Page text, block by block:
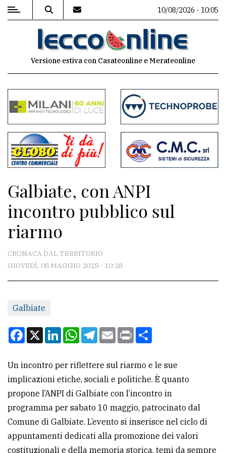
MENU
commenti
Contenuti
del
sito
Meteo
CONTATTI
La
redazione
Per
tua
CERCA
Cerca
per
comune
10/08/2026 - 10:05
Versione estiva con Casateonline e Merateonline
Galbiate, con ANPI
incontro pubblico sul
riarmo
CRONACA DAL TERRITORIO
GIOVEDÌ, 08 MAGGIO 2025 - 10:28
Galbiate
Facebook
X LinkedInWhatsApp
Telegram
EmailPrint
Un incontro per riflettere sul riarmo e le sue
implicazioni etiche, sociali e politiche. È quanto
propone l’ANPI di Galbiate con l’incontro in
programma per sabato 10 maggio, patrocinato dal
Comune di Galbiate. L’evento si inserisce nel ciclo di
appuntamenti dedicati alla promozione dei valori
costituzionali e della memoria storica, temi da sempre